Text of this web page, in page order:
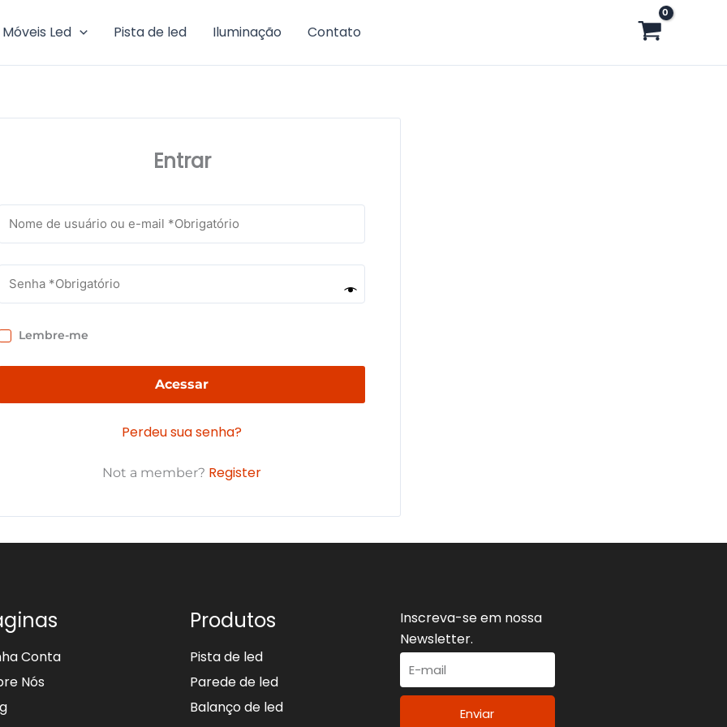
Móveis Led
Pista de led Iluminação Contato
Entrar
Lembre-me
Acessar
Perdeu sua senha?
Not a member? Register
Conta
Nós
Produtos
Pista de led
Parede de led
Balanço de led
Inscreva-se em nossa
Newsletter.
Enviar